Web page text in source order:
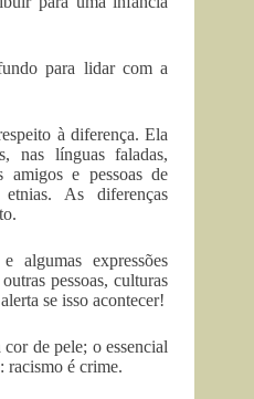
para lidar com a
à diferença. Ela
nas línguas faladas,
amigos e pessoas de
As diferenças
algumas expressões
pessoas, culturas
se isso acontecer!
de pele; o essencial
racismo é crime.